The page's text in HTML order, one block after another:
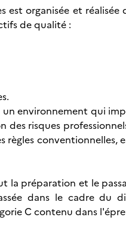
organisée et
de qualité :
environnement qui
risques
conventionnelles,
la préparation et le
dans le cadre du
C contenu dans